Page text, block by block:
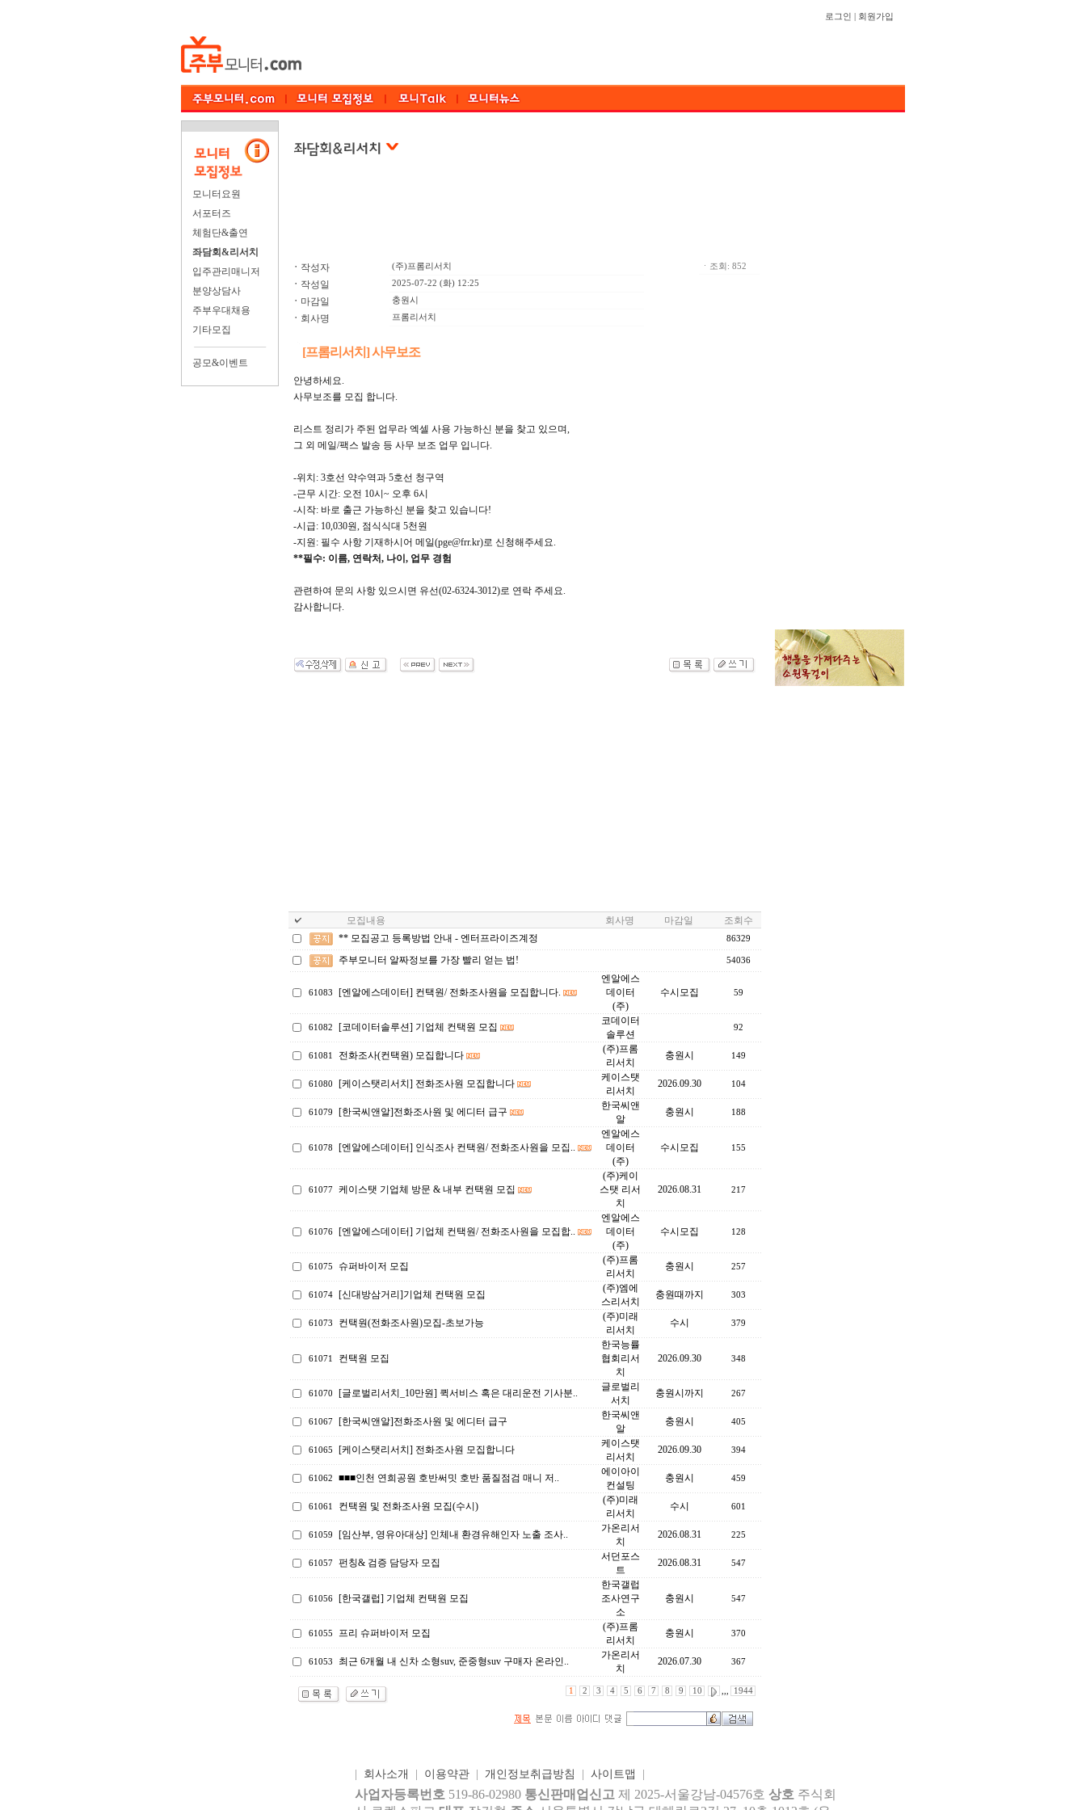
로그인 회원가입
모니터요원
서포터즈
체험단&출연
좌담회&리서치
입주관리매니저
분양상담사
주부우대채용
기타모집
공모&이벤트
ㆍ 작성자 (주)프롬리서치
ㆍ 작성일 2025-07-22 (화) 12:25
ㆍ 마감일 충원시
ㆍ 회사명 프롬리서치
ㆍ조회: 852
[프롬리서치] 사무보조
안녕하세요.
사무보조를 모집 합니다.
리스트 정리가 주된 업무라 엑셀 사용 가능하신 분을 찾고 있으며,
그 외 메일/팩스 발송 등 사무 보조 업무 입니다.
-위치: 3호선 약수역과 5호선 청구역
-근무 시간: 오전 10시~ 오후 6시
-시작: 바로 출근 가능하신 분을 찾고 있습니다!
-시급: 10,030원, 점식식대 5천원
-지원: 필수 사항 기재하시어 메일(pge@frr.kr)로 신청해주세요.
**필수: 이름, 연락처, 나이, 업무 경험
관련하여 문의 사항 있으시면 유선(02-6324-3012)로 연락 주세요.
감사합니다.
모집내용 회사명 마감일
조회수
** 모집공고 등록방법 안내 - 엔터프라이즈계정
86329
주부모니터 알짜정보를 가장 빨리 얻는 법! 54036
61083 [엔알에스데이터] 컨택원/ 전화조사원을 모집합니다.
엔알에스
데이터
(주)
수시모집 59
61082 [코데이터솔루션] 기업체 컨택원 모집
코데이터
솔루션
92
61081 전화조사(컨택원) 모집합니다
(주)프롬
리서치
충원시 149
61080 [케이스탯리서치] 전화조사원 모집합니다
케이스탯
리서치
2026.09.30 104
61079 [한국씨앤알]전화조사원 및 에디터 급구
한국씨앤
알
충원시 188
61078 [엔알에스데이터] 인식조사 컨택원/ 전화조사원을 모집..
엔알에스
데이터
(주)
수시모집 155
61077 케이스탯 기업체 방문 & 내부 컨택원 모집
(주)케이
스탯 리서
치
2026.08.31 217
61076 [엔알에스데이터] 기업체 컨택원/ 전화조사원을 모집합..
엔알에스
데이터
(주)
수시모집 128
61075 슈퍼바이저 모집
(주)프롬
리서치
충원시 257
61074 [신대방삼거리]기업체 컨택원 모집
(주)엠에
스리서치
충원때까지 303
61073 컨택원(전화조사원)모집-초보가능
(주)미래
리서치
수시 379
61071 컨택원 모집
한국능률
협회리서
치
2026.09.30 348
61070 [글로벌리서치_10만원] 퀵서비스 혹은 대리운전 기사분..
글로벌리
서치
충원시까지 267
61067 [한국씨앤알]전화조사원 및 에디터 급구
한국씨앤
알
충원시 405
61065 [케이스탯리서치] 전화조사원 모집합니다
케이스탯
리서치
2026.09.30 394
61062 ■■■인천 연희공원 호반써밋 호반 품질점검 매니 저..
에이아이
컨설팅
충원시 459
61061 컨택원 및 전화조사원 모집(수시)
(주)미래
리서치
수시 601
61059 [임산부, 영유아대상] 인체내 환경유해인자 노출 조사..
가온리서
치
2026.08.31 225
61057 펀칭& 검증 담당자 모집
서던포스
트
2026.08.31 547
61056 [한국갤럽] 기업체 컨택원 모집
한국갤럽
조사연구
소
충원시 547
61055 프리 슈퍼바이저 모집
(주)프롬
리서치
충원시 370
61053 최근 6개월 내 신차 소형suv, 준중형suv 구매자 온라인..
가온리서
치
2026.07.30 367
1 2 3 4 5 6 7 8 9 10 ,,, 1944
회사소개 이용약관| 개인정보취급방침 사이트맵
사업자등록번호 519-86-02980 통신판매업신고 제 2025-서울강남-04576호 상호 주식회